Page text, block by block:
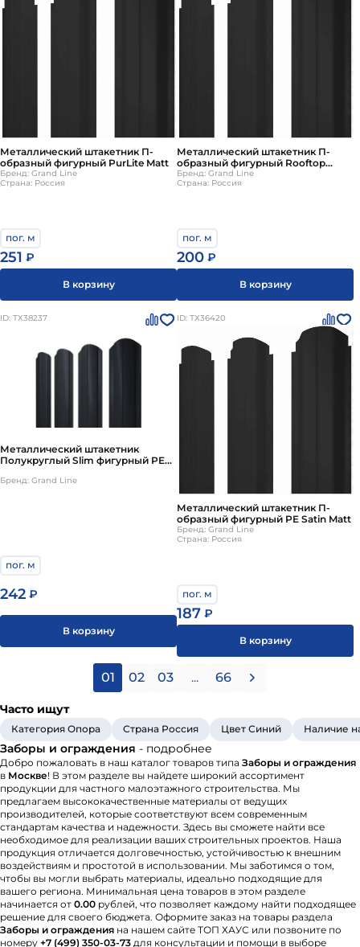
Металлический штакетник П-
образный фигурный PurLite Matt
Бренд: Grand Line
Страна: Россия
пог. м
251 ₽
В корзину
Металлический штакетник П-
образный фигурный Rooftop
Matte
Бренд: Grand Line
Страна: Россия
пог. м
200 ₽
В корзину
ID: ТХ38237
Металлический штакетник
Полукруглый Slim фигурный PE
Бренд: Grand Line
пог. м
242 ₽
В корзину
ID: ТХ36420
Металлический штакетник П-
образный фигурный PE Satin Matt
Бренд: Grand Line
Страна: Россия
пог. м
187 ₽
В корзину
01 02 03 ... 66
Часто ищут
Категория Опора Страна Россия Цвет Синий Наличие
Заборы и ограждения - подробнее
Добро пожаловать в наш каталог товаров типа Заборы и ограждения
в Москве! В этом разделе вы найдете широкий ассортимент
продукции для частного малоэтажного строительства. Мы
предлагаем высококачественные материалы от ведущих
производителей, которые соответствуют всем современным
стандартам качества и надежности. Здесь вы сможете найти все
необходимое для реализации ваших строительных проектов. Наша
продукция отличается долговечностью, устойчивостью к внешним
воздействиям и простотой в использовании. Мы заботимся о том,
чтобы вы могли выбрать материалы, идеально подходящие для
вашего региона. Минимальная цена товаров в этом разделе
начинается от 0.00 рублей, что позволяет каждому найти подходящее
решение для своего бюджета. Оформите заказ на товары раздела
Заборы и ограждения на нашем сайте ТОП ХАУС или позвоните по
номеру +7 (499) 350-03-73 для консультации и помощи в выборе